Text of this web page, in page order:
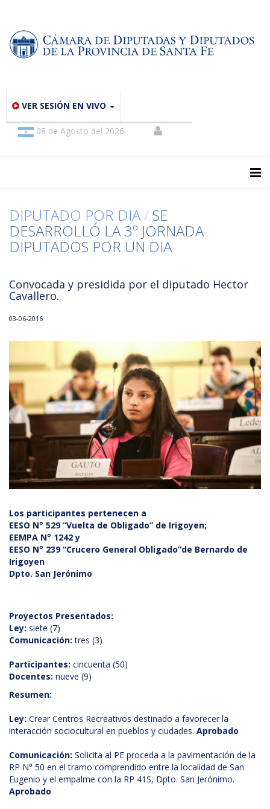
VER SESIÓN EN VIVO
08 de Agosto del 2026
DIPUTADO POR DIA/SE
DESARROLLÓ LA 3º JORNADA
DIPUTADOS POR UN DIA
Convocada y presidida por el diputado Hector
Cavallero.
03-06-2016
Los participantes pertenecen a
EESO N° 529 “Vuelta de Obligado” de Irigoyen;
EEMPA N° 1242 y
EESO N° 239 “Crucero General Obligado”de Bernardo de
Irigoyen
Dpto. San Jerónimo
Proyectos Presentados:
Ley: siete (7)
Comunicación: tres (3)
Participantes: cincuenta (50)
Docentes: nueve (9)
Resumen:
Ley: Crear Centros Recreativos destinado a favorecer la
interacción sociocultural en pueblos y ciudades. Aprobado
Comunicación: Solicita al PE proceda a la pavimentación de la
RP N° 50 en el tramo comprendido entre la localidad de San
Eugenio y el empalme con la RP 41S, Dpto. San Jerónimo.
Aprobado